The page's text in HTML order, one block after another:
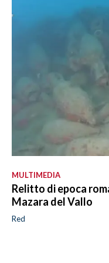
MULTIMEDIA
Relitto di epoca
Mazara del Vallo
Red